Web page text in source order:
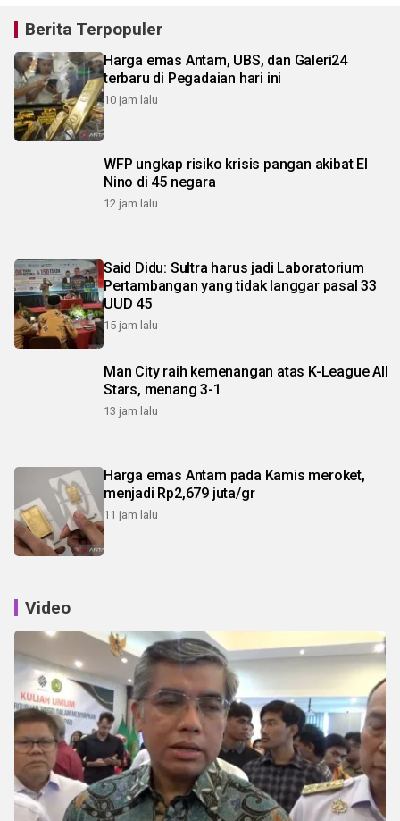
Berita Terpopuler
Harga emas Antam, UBS, dan Galeri24
terbaru di Pegadaian hari ini
10 jam lalu
WFP ungkap risiko krisis pangan akibat El
Nino di 45 negara
12 jam lalu
Said Didu: Sultra harus jadi Laboratorium
Pertambangan yang tidak langgar pasal 33
UUD 45
15 jam lalu
Man City raih kemenangan atas K-League All
Stars, menang 3-1
13 jam lalu
Harga emas Antam pada Kamis meroket,
menjadi Rp2,679 juta/gr
11 jam lalu
Video